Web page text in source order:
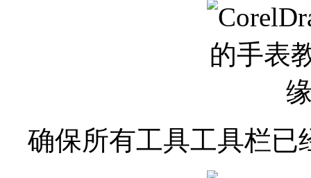
确保所有工具工具栏已